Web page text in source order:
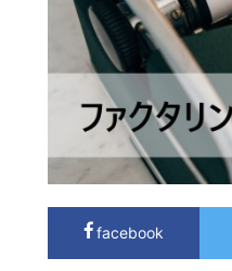
facebook